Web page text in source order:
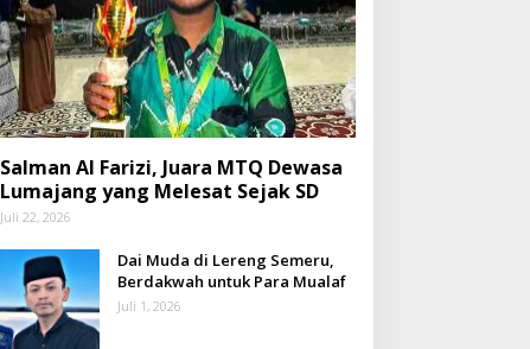
Salman Al Farizi, Juara MTQ Dewasa
Lumajang yang Melesat Sejak SD
Juli 22, 2026
Dai Muda di Lereng Semeru,
Berdakwah untuk Para Mualaf
Juli 1, 2026